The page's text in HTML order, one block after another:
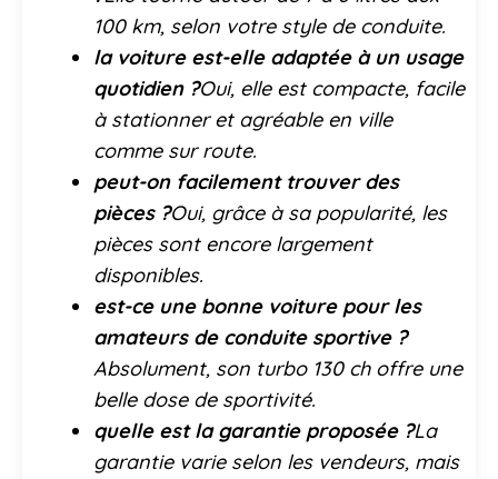
100 km, selon votre style de conduite.
la voiture est-elle adaptée à un usage
quotidien ?Oui, elle est compacte, facile
à stationner et agréable en ville
comme sur route.
peut-on facilement trouver des
pièces ?Oui, grâce à sa popularité, les
pièces sont encore largement
disponibles.
est-ce une bonne voiture pour les
amateurs de conduite sportive ?
Absolument, son turbo 130 ch offre une
belle dose de sportivité.
quelle est la garantie proposée ?La
garantie varie selon les vendeurs, mais